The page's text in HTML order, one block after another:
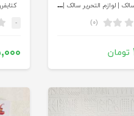
کتابفروشی سالک | لوازم التحریر سالک | کادویی سالک
(۰)
تومان
-